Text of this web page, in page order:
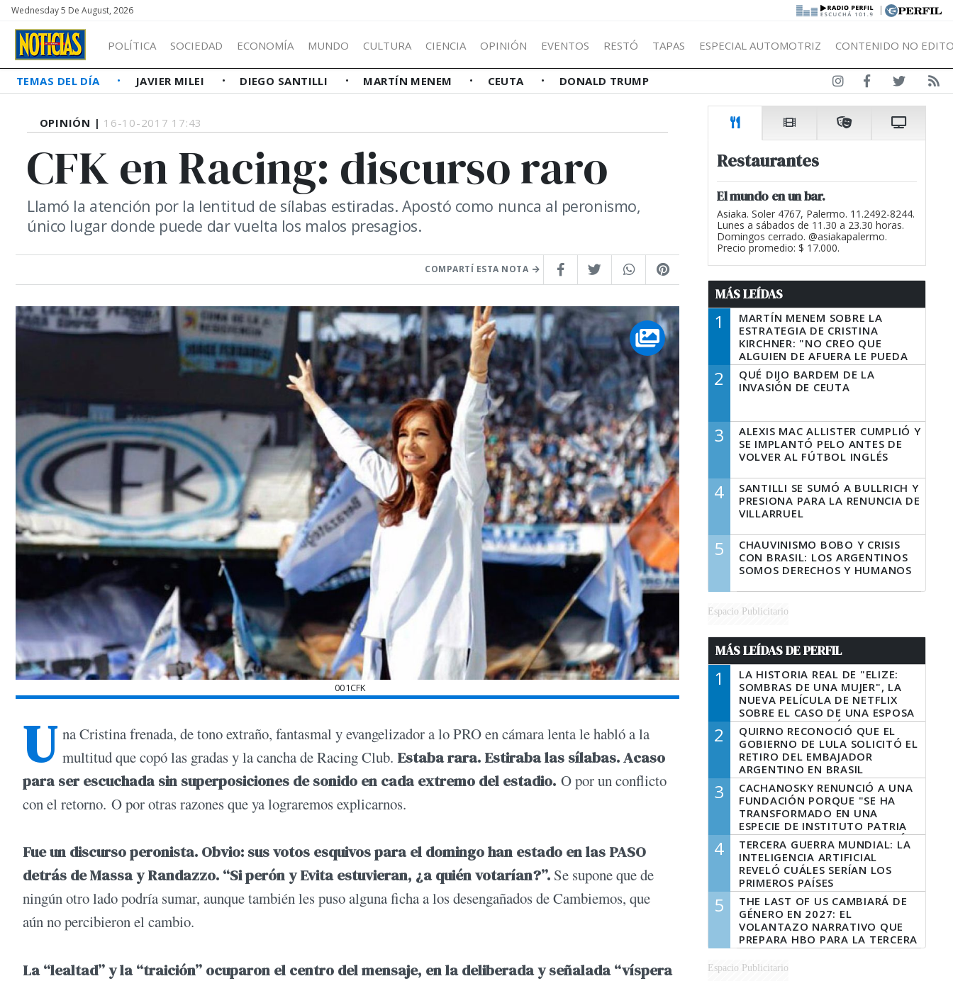
Wednesday 5 De August, 2026 |
POLÍTICA SOCIEDAD ECONOMÍA MUNDO CULTURA CIENCIA OPINIÓN EVENTOS RESTÓ TAPAS ESPECIAL AUTOMOTRIZ CONTENIDO NO
TEMAS DEL DÍA JAVIER MILEI DIEGO SANTILLI MARTÍN MENEM CEUTA DONALD TRUMP
OPINIÓN | 16-10-2017 17:43
CFK en Racing: discurso raro
Llamó la atención por la lentitud de sílabas estiradas. Apostó como nunca al peronismo,
único lugar donde puede dar vuelta los malos presagios.
COMPARTÍ ESTA NOTA
001CFK
U na Cristina frenada, de tono extraño, fantasmal y evangelizador a lo PRO en cámara lenta le habló a la
multitud que copó las gradas y la cancha de Racing Club. Estaba rara. Estiraba las sílabas. Acaso
para ser escuchada sin superposiciones de sonido en cada extremo del estadio. O por un conflicto
con el retorno. O por otras razones que ya lograremos explicarnos.
Fue un discurso peronista. Obvio: sus votos esquivos para el domingo han estado en las PASO
detrás de Massa y Randazzo. “Si perón y Evita estuvieran, ¿a quién votarían?”. Se supone que de
ningún otro lado podría sumar, aunque también les puso alguna ficha a los desengañados de Cambiemos, que
aún no percibieron el cambio.
La “lealtad” y la “traición” ocuparon el centro del mensaje, en la deliberada y señalada “víspera
Restaurantes
El mundo en un bar.
Asiaka. Soler 4767, Palermo. 11.2492-8244.
Lunes a sábados de 11.30 a 23.30 horas.
Domingos cerrado. @asiakapalermo.
Precio promedio: $ 17.000.
MÁS LEÍDAS
1
MARTÍN MENEM SOBRE LA
ESTRATEGIA DE CRISTINA
KIRCHNER: "NO CREO QUE
ALGUIEN DE AFUERA LE PUEDA
DECIR A LA JUSTICIA LO QUE
TIENE QUE HACER"
2
QUÉ DIJO BARDEM DE LA
INVASIÓN DE CEUTA
3
ALEXIS MAC ALLISTER CUMPLIÓ Y
SE IMPLANTÓ PELO ANTES DE
VOLVER AL FÚTBOL INGLÉS
4
SANTILLI SE SUMÓ A BULLRICH Y
PRESIONA PARA LA RENUNCIA DE
VILLARRUEL
5
CHAUVINISMO BOBO Y CRISIS
CON BRASIL: LOS ARGENTINOS
SOMOS DERECHOS Y HUMANOS
Espacio Publicitario
MÁS LEÍDAS DE PERFIL
1
LA HISTORIA REAL DE "ELIZE:
SOMBRAS DE UNA MUJER", LA
NUEVA PELÍCULA DE NETFLIX
SOBRE EL CASO DE UNA ESPOSA
QUE DESCUARTIZÓ A SU
MARIDO
2
QUIRNO RECONOCIÓ QUE EL
GOBIERNO DE LULA SOLICITÓ EL
RETIRO DEL EMBAJADOR
ARGENTINO EN BRASIL
3
CACHANOSKY RENUNCIÓ A UNA
FUNDACIÓN PORQUE "SE HA
TRANSFORMADO EN UNA
ESPECIE DE INSTITUTO PATRIA
INCONDICIONAL DE LA GESTIÓN
DE MILEI"
4
TERCERA GUERRA MUNDIAL: LA
INTELIGENCIA ARTIFICIAL
REVELÓ CUÁLES SERÍAN LOS
PRIMEROS PAÍSES
LATINOAMERICANOS EN SER
DERROTADOS
5
THE LAST OF US CAMBIARÁ DE
GÉNERO EN 2027: EL
VOLANTAZO NARRATIVO QUE
PREPARA HBO PARA LA TERCERA
TEMPORADA
Espacio Publicitario